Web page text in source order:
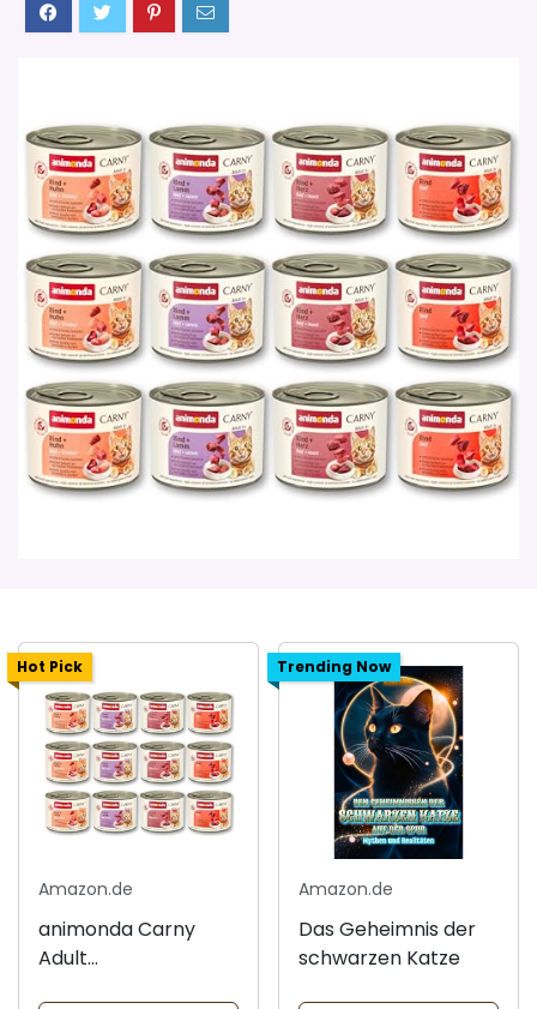
Hot Pick
Amazon.de
animonda Carny
Adult
Trending Now
Amazon.de
Das Geheimnis der
schwarzen Katze